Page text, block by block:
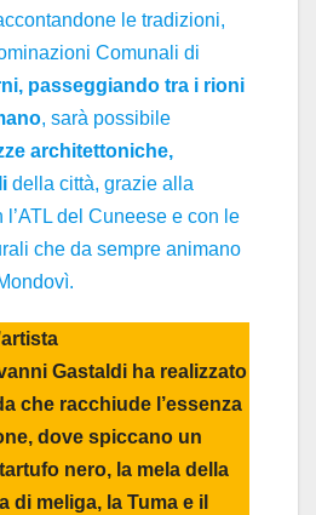
le tradizioni,
Comunali di
passeggiando tra i rioni
, sarà possibile
architettoniche,
della città, grazie alla
del Cuneese e con le
che da sempre animano
Gastaldi ha realizzato
che racchiude l’essenza
dove spiccano un
nero, la mela della
di meliga, la Tuma e il